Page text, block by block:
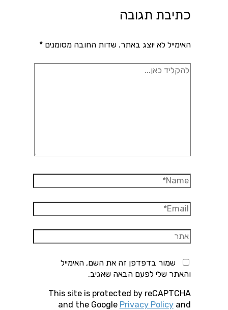
כתיבת תגובה
האימייל לא יוצג באתר. שדות החובה מסומנים*
להקליד
Name*
Email*
אתר
שמור בדפדפן זה את השם, האימייל
והאתר שלי לפעם הבאה שאגיב.
This site is protected by reCAPTCHA
and the Google Privacy Policyand